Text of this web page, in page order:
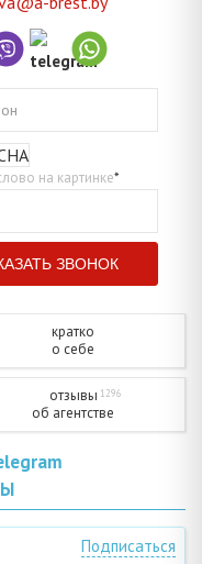
на картинке*
кратко
о себе
отзывы 1296
об агентстве
Подписаться